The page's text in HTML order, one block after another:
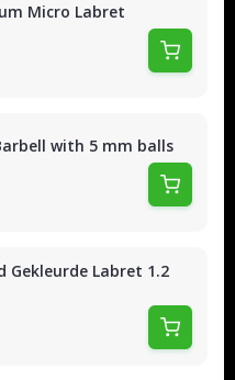
Micro Labret
with 5 mm balls
Gekleurde Labret 1.2